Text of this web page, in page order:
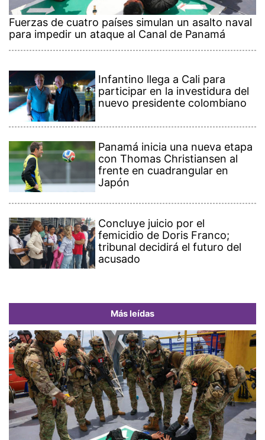
Fuerzas de cuatro países simulan un asalto naval
para impedir un ataque al Canal de Panamá
Infantino llega a Cali para
participar en la investidura del
nuevo presidente colombiano
Panamá inicia una nueva etapa
con Thomas Christiansen al
frente en cuadrangular en
Japón
Concluye juicio por el
femicidio de Doris Franco;
tribunal decidirá el futuro del
acusado
Más leídas